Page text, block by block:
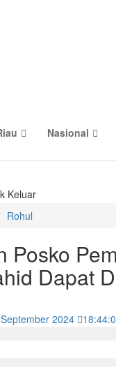
Nasional
Keluar
Rohul
Posko
Dapat
2024